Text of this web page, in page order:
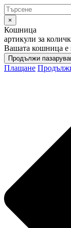
×
Кошница
артикули за
Вашата кошница е
Продължи
Плащане